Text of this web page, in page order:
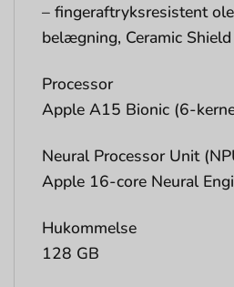
– fingeraftryksresistent
belægning, Ceramic Shield
Processor
Apple A15 Bionic (6-
Neural Processor Unit
Apple 16-core Neural
Hukommelse
128 GB